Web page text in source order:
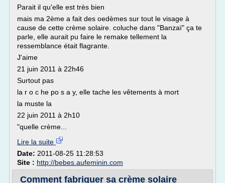
Parait il qu'elle est très bien
mais ma 2ème a fait des oedèmes sur tout le visage à
cause de cette crème solaire. coluche dans "Banzaï" ça te
parle, elle aurait pu faire le remake tellement la
ressemblance était flagrante.
J'aime
21 juin 2011 à 22h46
Surtout pas
la r o c he po s a y, elle tache les vêtements à mort
la muste la
22 juin 2011 à 2h10
"quelle crème...
Lire la suite
Date: 2011-08-25 11:28:53
Site : http://bebes.aufeminin.com
Comment fabriquer sa crème solaire